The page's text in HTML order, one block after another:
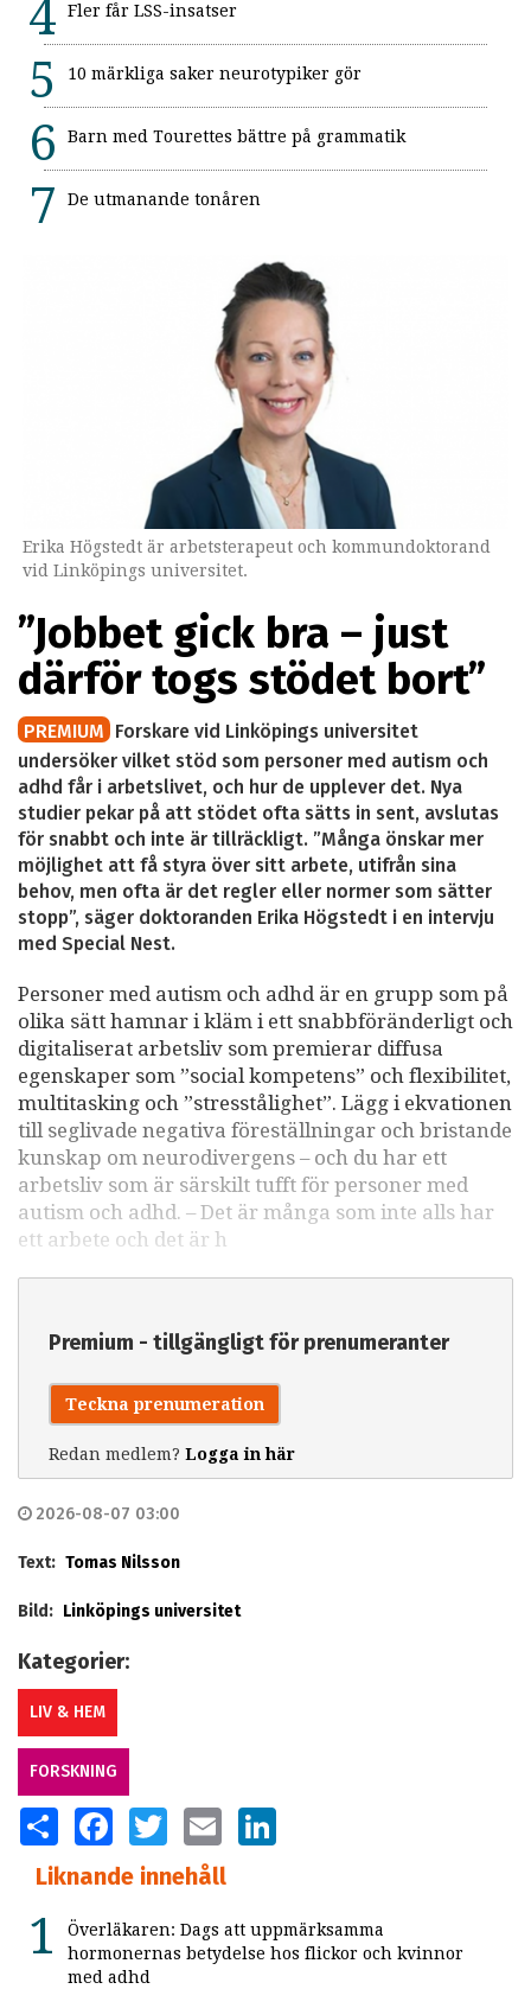
Fler får LSS-insatser
10 märkliga saker neurotypiker gör
Barn med Tourettes bättre på grammatik
De utmanande tonåren
Erika Högstedt är arbetsterapeut och kommundoktorand
vid Linköpings universitet.
”Jobbet gick bra – just
därför togs stödet bort”
PREMIUM Forskare vid Linköpings universitet
undersöker vilket stöd som personer med autism och
adhd får i arbetslivet, och hur de upplever det. Nya
studier pekar på att stödet ofta sätts in sent, avslutas
för snabbt och inte är tillräckligt. ”Många önskar mer
möjlighet att få styra över sitt arbete, utifrån sina
behov, men ofta är det regler eller normer som sätter
stopp”, säger doktoranden Erika Högstedt i en intervju
med Special Nest.
Personer med autism och adhd är en grupp som på
olika sätt hamnar i kläm i ett snabbföränderligt och
digitaliserat arbetsliv som premierar diffusa
egenskaper som ”social kompetens” och flexibilitet,
multitasking och ”stresstålighet”. Lägg i ekvationen
till seglivade negativa föreställningar och bristande
kunskap om neurodivergens – och du har ett
arbetsliv som är särskilt tufft för personer med
autism och adhd. – Det är många som inte alls har
ett arbete och det är h
Premium - tillgängligt för prenumeranter
Teckna prenumeration
Redan medlem? Logga in här
2026-08-07 03:00
Text: Tomas Nilsson
Bild: Linköpings universitet
Kategorier:
LIV & HEM
FORSKNING
SHARE FACEBOOKTWITTER EMAIL
Liknande innehåll
Överläkaren: Dags att uppmärksamma
hormonernas betydelse hos flickor och kvinnor
med adhd